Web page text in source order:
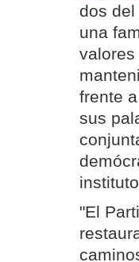
dos
una
frente
sus
"El